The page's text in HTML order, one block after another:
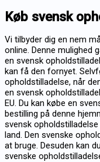
Køb svensk
Vi tilbyder dig en nem
online. Denne mulighed
en svensk
kan få den fornyet.
opholdstilladelse, når
en svensk
EU. Du kan købe en
bestilling på denne
svensk
land. Den svenske
at bruge. Desuden kan
svenske